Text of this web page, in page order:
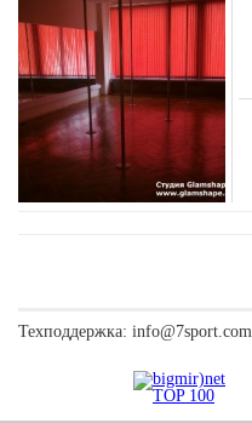
Техподдержка: